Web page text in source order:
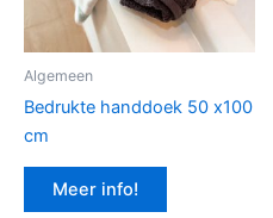
Algemeen
Bedrukte handdoek 50 x100
cm
Meer info!